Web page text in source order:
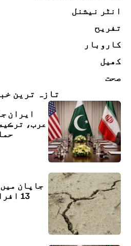
انٹر نیشنل
تفریح
کاروبار
کھیل
صحت
تازہ ترین
ايران
عرب،
13